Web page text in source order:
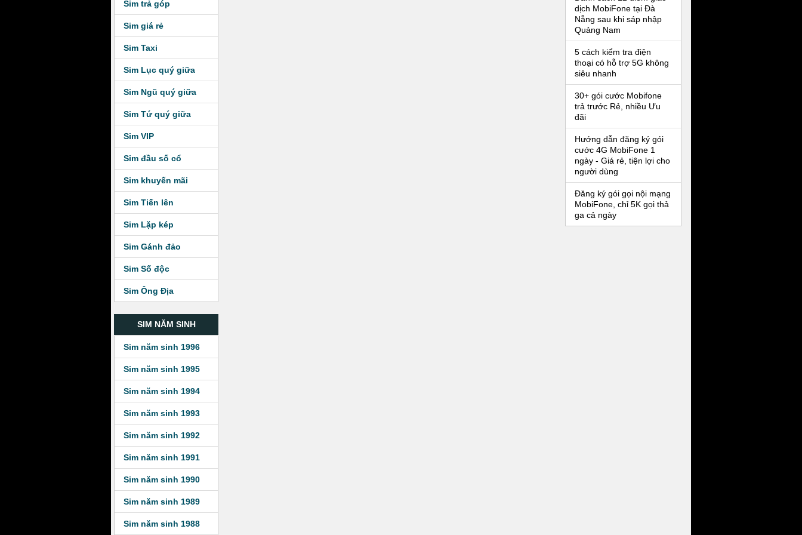
Sim trả góp
Sim giá rẻ
Sim Taxi
Sim Lục quý giữa
Sim Ngũ quý giữa
Sim Tứ quý giữa
Sim VIP
Sim đầu số cổ
Sim khuyến mãi
Sim Tiến lên
Sim Lặp kép
Sim Gánh đảo
Sim Số độc
Sim Ông Địa
SIM NĂM SINH
Sim năm sinh 1996
Sim năm sinh 1995
Sim năm sinh 1994
Sim năm sinh 1993
Sim năm sinh 1992
Sim năm sinh 1991
Sim năm sinh 1990
Sim năm sinh 1989
Sim năm sinh 1988
dịch MobiFone tại Đà
Nẵng sau khi sáp nhập
Quảng Nam
5 cách kiểm tra điện
thoại có hỗ trợ 5G không
siêu nhanh
30+ gói cước Mobifone
trả trước Rẻ, nhiều Ưu
đãi
Hướng dẫn đăng ký gói
cước 4G MobiFone 1
ngày - Giá rẻ, tiện lợi cho
người dùng
Đăng ký gói gọi nội mạng
MobiFone, chỉ 5K gọi thả
ga cả ngày